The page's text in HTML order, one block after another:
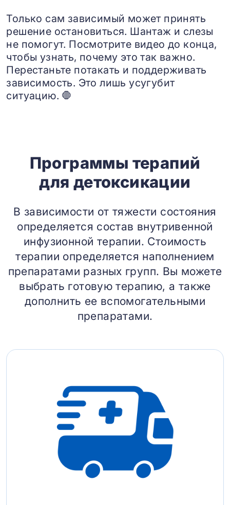
Только сам зависимый может принять
решение остановиться. Шантаж и слезы
не помогут. Посмотрите видео до конца,
чтобы узнать, почему это так важно.
Перестаньте потакать и поддерживать
зависимость. Это лишь усугубит
ситуацию. 🛑
Программы терапий
для детоксикации
В зависимости от тяжести состояния
определяется состав внутривенной
инфузионной терапии. Стоимость
терапии определяется наполнением
препаратами разных групп. Вы можете
выбрать готовую терапию, а также
дополнить ее вспомогательными
препаратами.